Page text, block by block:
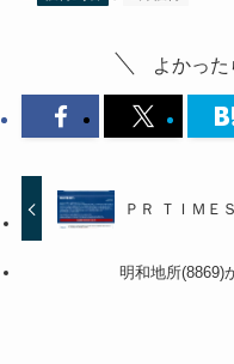
よかっ
ＰＲ ＴＩＭＥ
明和地所(8869)